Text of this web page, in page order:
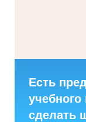
Есть
учебного
сделать